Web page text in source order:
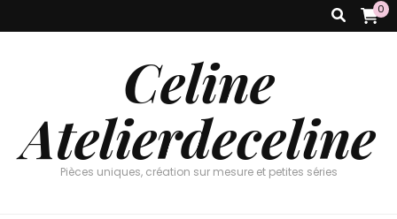
0
Celine
Atelierdeceline
Pièces uniques, création sur mesure et petites séries